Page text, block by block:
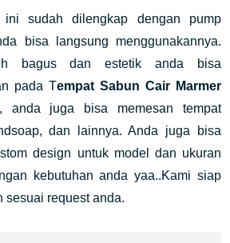
sudah dilengkap dengan pump
bisa langsung menggunakannya.
bagus dan estetik anda bisa
pada Tempat Sabun Cair Marmer
anda juga bisa memesan tempat
dan lainnya. Anda juga bisa
design untuk model dan ukuran
kebutuhan anda yaa..Kami siap
sesuai request anda.